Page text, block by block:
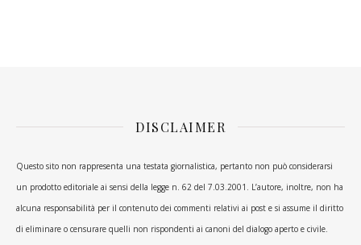
DISCLAIMER
Questo sito non rappresenta una testata giornalistica, pertanto non può considerarsi
un prodotto editoriale ai sensi della legge n. 62 del 7.03.2001. L’autore, inoltre, non ha
alcuna responsabilità per il contenuto dei commenti relativi ai post e si assume il diritto
di eliminare o censurare quelli non rispondenti ai canoni del dialogo aperto e civile.